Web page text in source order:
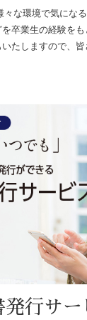
々な環境で気にな
卒業生の経験をも
たしますので、
行サー